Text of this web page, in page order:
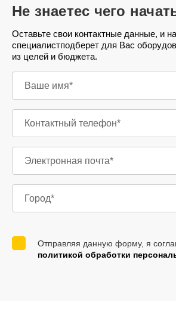
Не знаетес чего
Оставьте свои контактные данные, и
специалистподберет для Вас
из целей и бюджета.
Отправляя данную форму, я
политикой обработки